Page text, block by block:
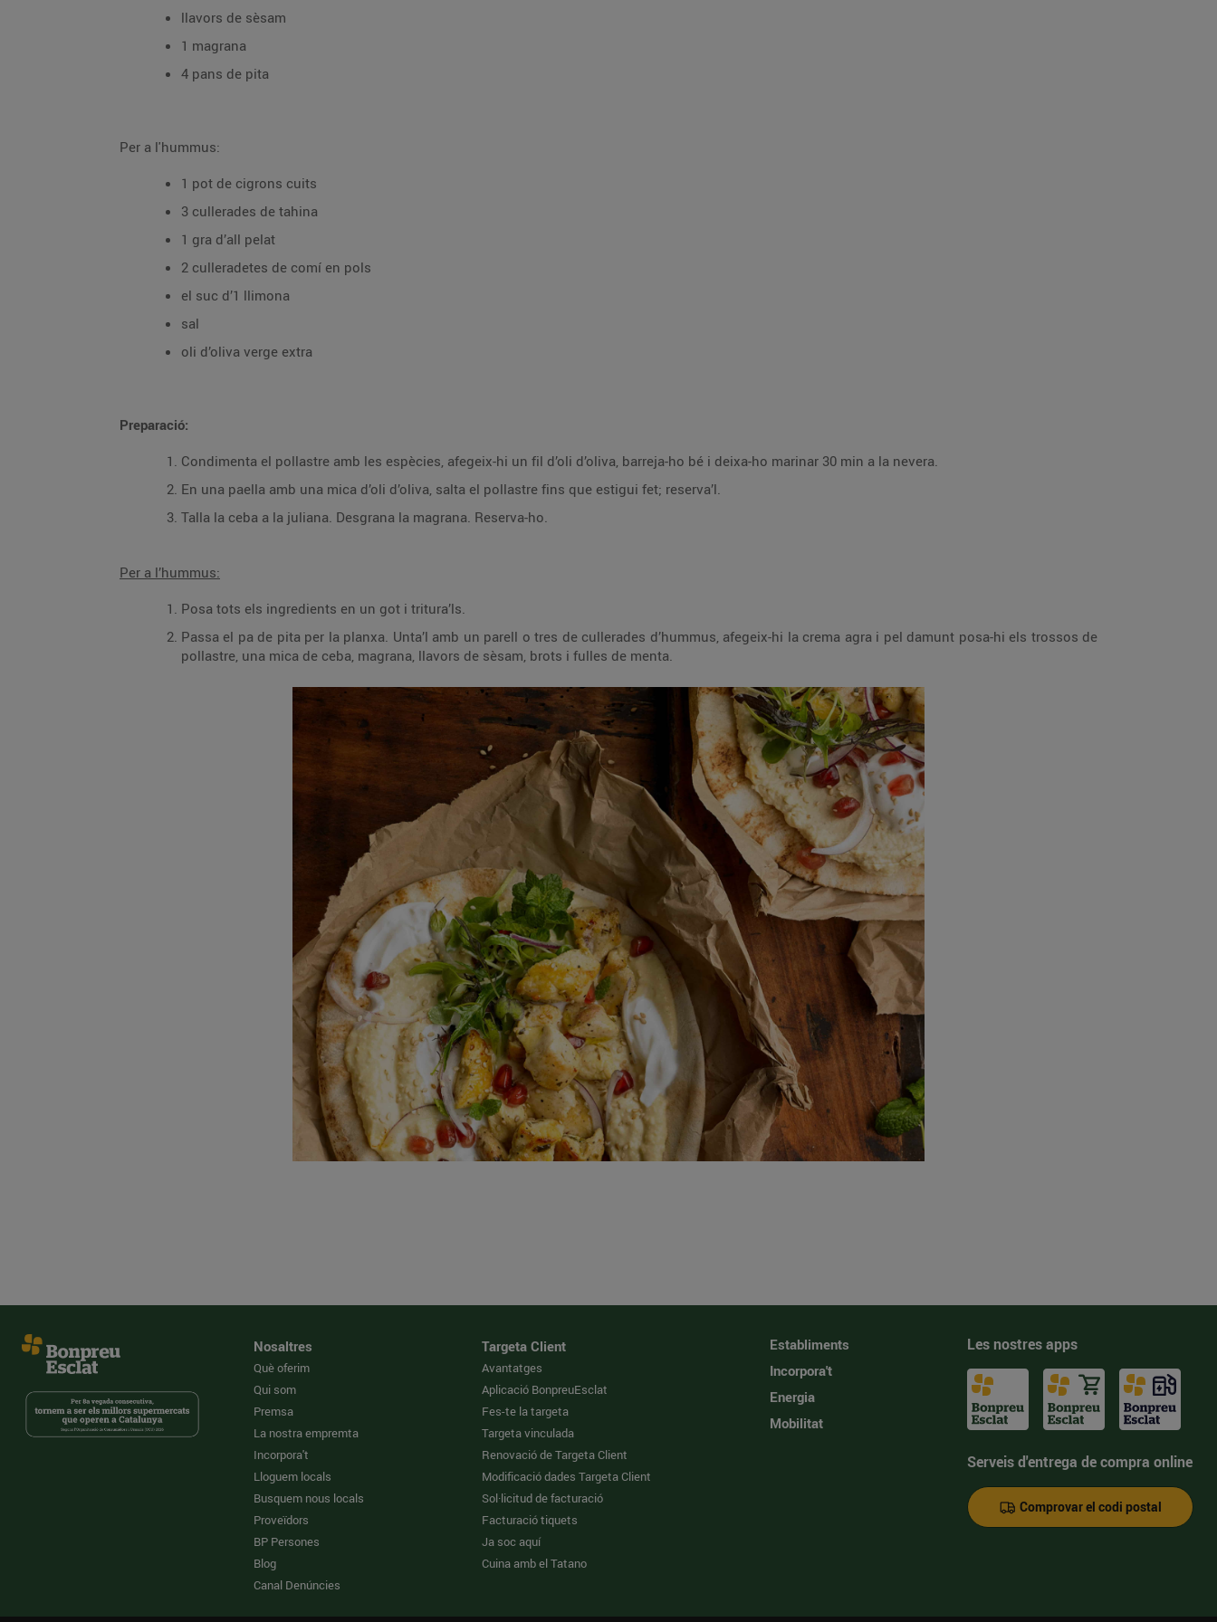
llavors de sèsam
1 magrana
4 pans de pita
Per a l'hummus:
1 pot de cigrons cuits
3 cullerades de tahina
1 gra d’all pelat
2 culleradetes de comí en pols
el suc d’1 llimona
sal
oli d’oliva verge extra
Preparació:
Condimenta el pollastre amb les espècies, afegeix-hi un fil d’oli d’oliva, barreja-ho bé i deixa-ho marinar 30 min a la nevera.
En una paella amb una mica d’oli d’oliva, salta el pollastre fins que estigui fet; reserva’l.
Talla la ceba a la juliana. Desgrana la magrana. Reserva-ho.
Per a l’hummus:
Posa tots els ingredients en un got i tritura’ls.
Passa el pa de pita per la planxa. Unta’l amb un parell o tres de cullerades d’hummus, afegeix-hi la crema agra i pel damunt posa-hi els trossos de
pollastre, una mica de ceba, magrana, llavors de sèsam, brots i fulles de menta.
Nosaltres
Què oferim
Qui som
Premsa
La nostra empremta
Incorpora't
Lloguem locals
Busquem nous locals
Proveïdors
BP Persones
Blog
Canal Denúncies
Targeta Client
Avantatges
Aplicació BonpreuEsclat
Fes-te la targeta
Targeta vinculada
Renovació de Targeta Client
Modificació dades Targeta Client
Sol·licitud de facturació
Facturació tiquets
Ja soc aquí
Cuina amb el Tatano
Establiments
Incorpora't
Energia
Mobilitat
Les nostres apps
Serveis d'entrega de compra online
Comprovar el codi postal